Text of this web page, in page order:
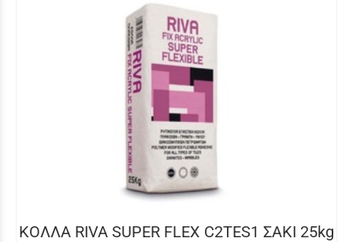
ΚΟΛΛΑ RIVA SUPER FLEX C2TES1 ΣΑΚΙ 25kg